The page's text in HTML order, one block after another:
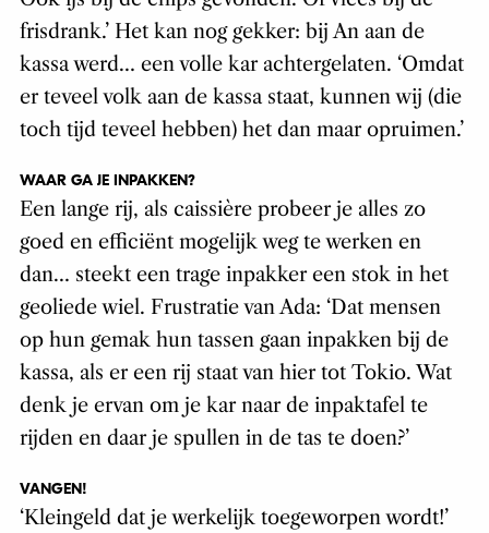
frisdrank.’ Het kan nog gekker: bij An aan de
kassa werd… een volle kar achtergelaten. ‘Omdat
er teveel volk aan de kassa staat, kunnen wij (die
toch tijd teveel hebben) het dan maar opruimen.’
WAAR GA JE INPAKKEN?
Een lange rij, als caissière probeer je alles zo
goed en efficiënt mogelijk weg te werken en
dan… steekt een trage inpakker een stok in het
geoliede wiel. Frustratie van Ada: ‘Dat mensen
op hun gemak hun tassen gaan inpakken bij de
kassa, als er een rij staat van hier tot Tokio. Wat
denk je ervan om je kar naar de inpaktafel te
rijden en daar je spullen in de tas te doen?’
VANGEN!
‘Kleingeld dat je werkelijk toegeworpen wordt!’